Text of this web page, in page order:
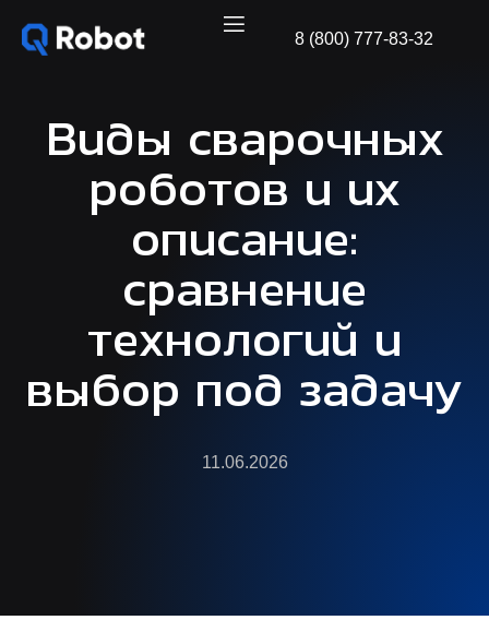
8 (800) 777-83-32
Виды сварочных
роботов и их
описание:
сравнение
технологий и
выбор под задачу
11.06.2026